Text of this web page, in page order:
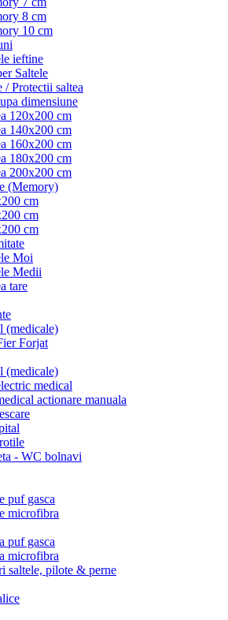
8 cm
10 cm
ieftine
Saltele
/ Protectii saltea
dimensiune
120x200 cm
140x200 cm
160x200 cm
180x200 cm
200x200 cm
(Memory)
cm
cm
cm
Moi
Medii
tare
(medicale)
Forjat
(medicale)
medical
actionare manuala
- WC bolnavi
puf gasca
microfibra
puf gasca
microfibra
saltele, pilote & perne